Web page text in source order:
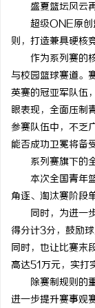
盛夏篮坛风云
超级ONE原创
则，打造兼具硬核
作为系列赛的
与校园篮球赛道。
英赛的冠亚军队伍
眼表现，全面压制
参赛队伍中，不乏
能否成功卫冕将备
系列赛旗下的
本次全国青年
角逐、淘汰赛阶段
同时，为进一
得分计3分，鼓励
同时，也让比赛末
高达51万元，实打
除赛制规则的
进一步提升赛事观